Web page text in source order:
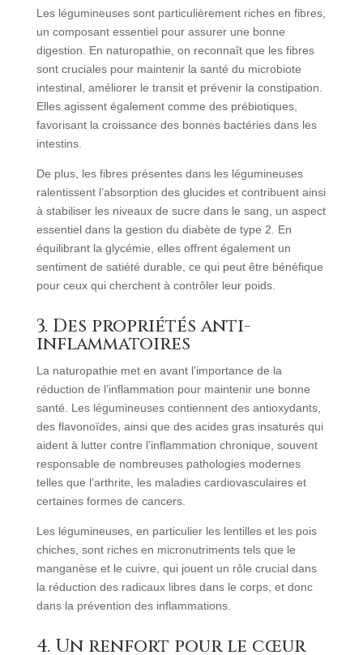
Les légumineuses sont particulièrement riches en fibres,
un composant essentiel pour assurer une bonne
digestion. En naturopathie, on reconnaît que les fibres
sont cruciales pour maintenir la santé du microbiote
intestinal, améliorer le transit et prévenir la constipation.
Elles agissent également comme des prébiotiques,
favorisant la croissance des bonnes bactéries dans les
intestins.
De plus, les fibres présentes dans les légumineuses
ralentissent l’absorption des glucides et contribuent ainsi
à stabiliser les niveaux de sucre dans le sang, un aspect
essentiel dans la gestion du diabète de type 2. En
équilibrant la glycémie, elles offrent également un
sentiment de satiété durable, ce qui peut être bénéfique
pour ceux qui cherchent à contrôler leur poids.
3. Des propriétés anti-
inflammatoires
La naturopathie met en avant l’importance de la
réduction de l’inflammation pour maintenir une bonne
santé. Les légumineuses contiennent des antioxydants,
des flavonoïdes, ainsi que des acides gras insaturés qui
aident à lutter contre l’inflammation chronique, souvent
responsable de nombreuses pathologies modernes
telles que l’arthrite, les maladies cardiovasculaires et
certaines formes de cancers.
Les légumineuses, en particulier les lentilles et les pois
chiches, sont riches en micronutriments tels que le
manganèse et le cuivre, qui jouent un rôle crucial dans
la réduction des radicaux libres dans le corps, et donc
dans la prévention des inflammations.
4. Un renfort pour le cœur